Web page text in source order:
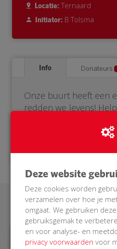
Locatie: Ternaard
Initiator: B Tolsma
Info Donateurs
Onze buurt heeft een
redden we levens!
Laatste
Deze website
Deze cookies worden
verzamelen over hoe je
omgaat. We gebruiken
gebruiksgemak te
en voor analyse- en
privacy voorwaarden voor